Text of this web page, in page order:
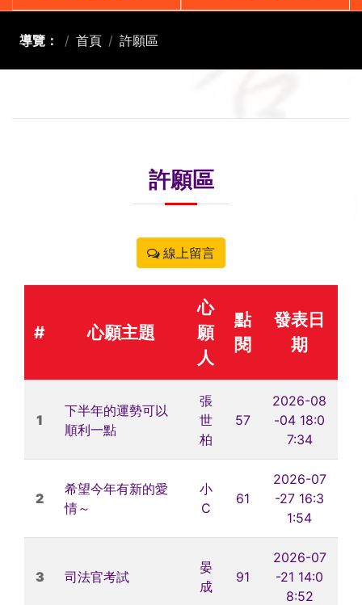
導覽： 首頁 許願區
許願區
線上留言
# 心願主題
心
願
人
點
閱
發表日
期
1
下半年的運勢可以
順利一點
張
世
柏
57
2026-08
-04 18:0
7:34
2
希望今年有新的愛
情～
小
C
61
2026-07
-27 16:3
1:54
3 司法官考試
晏
成
91
2026-07
-21 14:0
8:52